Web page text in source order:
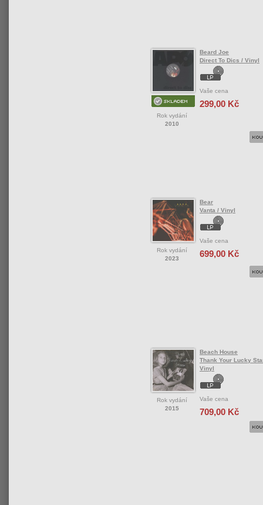
Rok vydání
2010
Beard Joe
Direct To Dics / Vinyl
Vaše cena
299,00 Kč
Rok vydání
2023
Bear
Vanta / Vinyl
Vaše cena
699,00 Kč
Rok vydání
2015
Beach House
Thank Your Lucky
Vinyl
Vaše cena
709,00 Kč